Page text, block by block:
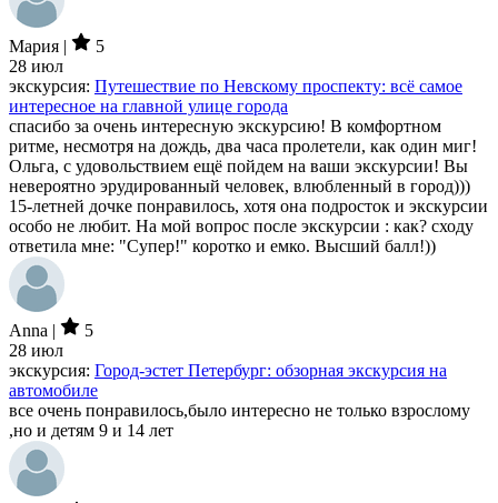
Мария |
5
28 июл
экскурсия: Путешествие по Невскому проспекту: всё самое
интересное на главной улице города
спасибо за очень интересную экскурсию! В комфортном
ритме, несмотря на дождь, два часа пролетели, как один миг!
Ольга, с удовольствием ещё пойдем на ваши экскурсии! Вы
невероятно эрудированный человек, влюбленный в город)))
15-летней дочке понравилось, хотя она подросток и экскурсии
особо не любит. На мой вопрос после экскурсии : как? сходу
ответила мне: "Супер!" коротко и емко. Высший балл!))
Anna |
5
28 июл
экскурсия: Город-эстет Петербург: обзорная экскурсия на
автомобиле
все очень понравилось,было интересно не только взрослому
,но и детям 9 и 14 лет